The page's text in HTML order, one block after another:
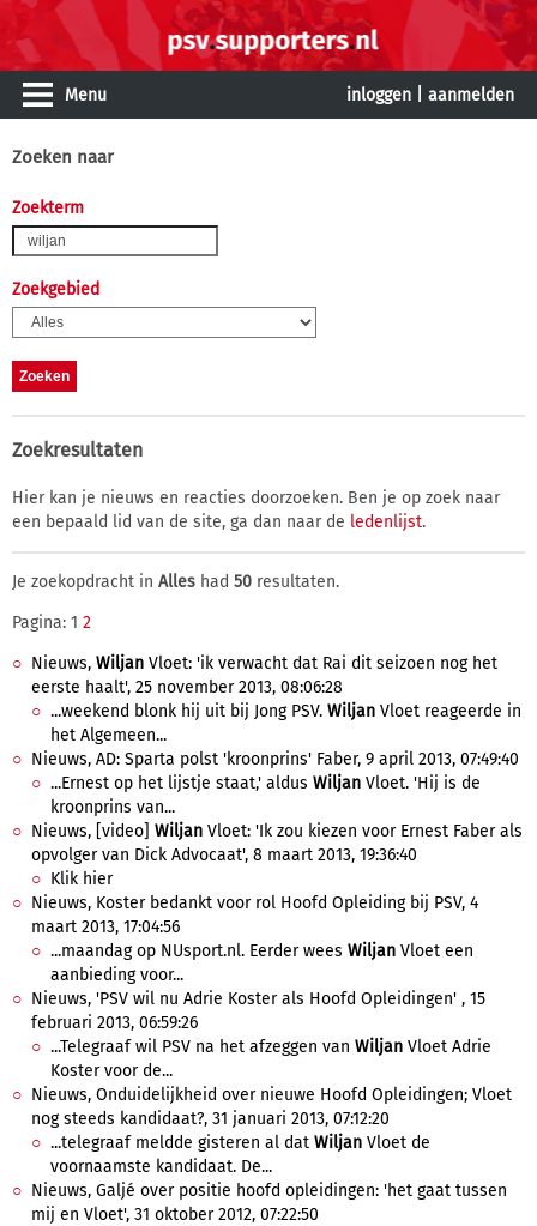
Menu inloggen aanmelden
Zoeken naar
Zoekterm
Zoekgebied
Zoekresultaten
Hier kan je nieuws en reacties doorzoeken. Ben je op zoek naar
een bepaald lid van de site, ga dan naar de ledenlijst.
Je zoekopdracht in Alles had 50 resultaten.
Pagina: 1 2
Nieuws, Wiljan Vloet: 'ik verwacht dat Rai dit seizoen nog het
eerste haalt', 25 november 2013, 08:06:28
...weekend blonk hij uit bij Jong PSV. Wiljan Vloet reageerde in
het Algemeen...
Nieuws, AD: Sparta polst 'kroonprins' Faber, 9 april 2013, 07:49:40
...Ernest op het lijstje staat,' aldus Wiljan Vloet. 'Hij is de
kroonprins van...
Nieuws, [video] Wiljan Vloet: 'Ik zou kiezen voor Ernest Faber als
opvolger van Dick Advocaat', 8 maart 2013, 19:36:40
Klik hier
Nieuws, Koster bedankt voor rol Hoofd Opleiding bij PSV, 4
maart 2013, 17:04:56
...maandag op NUsport.nl. Eerder wees Wiljan Vloet een
aanbieding voor...
Nieuws, 'PSV wil nu Adrie Koster als Hoofd Opleidingen' , 15
februari 2013, 06:59:26
...Telegraaf wil PSV na het afzeggen van Wiljan Vloet Adrie
Koster voor de...
Nieuws, Onduidelijkheid over nieuwe Hoofd Opleidingen; Vloet
nog steeds kandidaat?, 31 januari 2013, 07:12:20
...telegraaf meldde gisteren al dat Wiljan Vloet de
voornaamste kandidaat. De...
Nieuws, Galjé over positie hoofd opleidingen: 'het gaat tussen
mij en Vloet', 31 oktober 2012, 07:22:50